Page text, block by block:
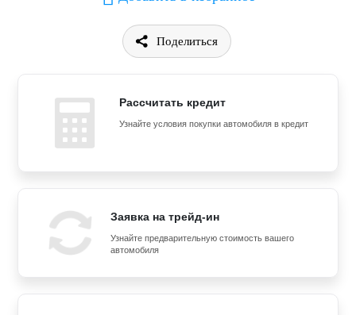
Поделиться
Рассчитать кредит
Узнайте условия покупки автомобиля в кредит
Заявка на трейд-ин
Узнайте предварительную стоимость вашего
автомобиля